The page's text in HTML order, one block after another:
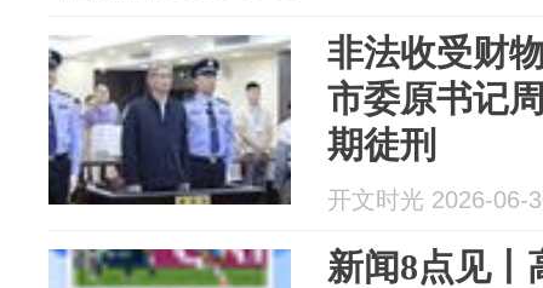
非法收受财
市委原书记
期徒刑
开文时光 2026-06-
新闻8点见丨